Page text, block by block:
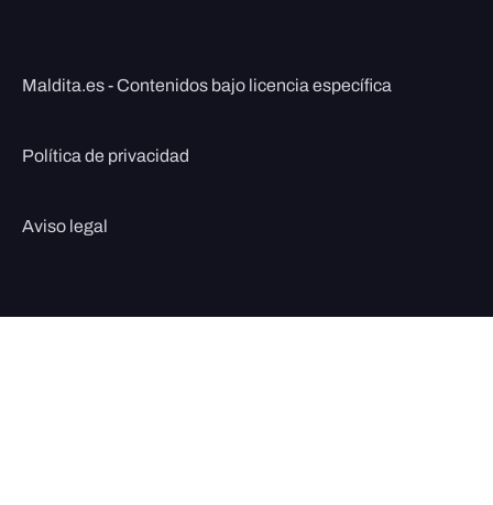
Maldita.es - Contenidos bajo licencia específica
Política de privacidad
Aviso legal